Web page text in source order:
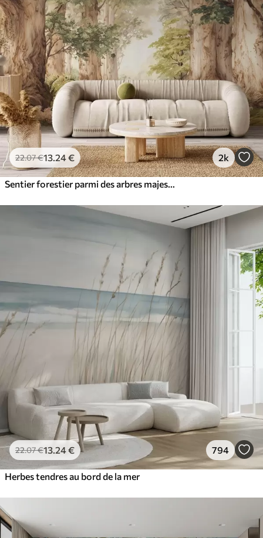
22.07€13.24€ 2k
Sentier forestier parmi des arbres majestueux, style aquarelle
22.07€13.24€ 794
Herbes tendres au bord de la mer